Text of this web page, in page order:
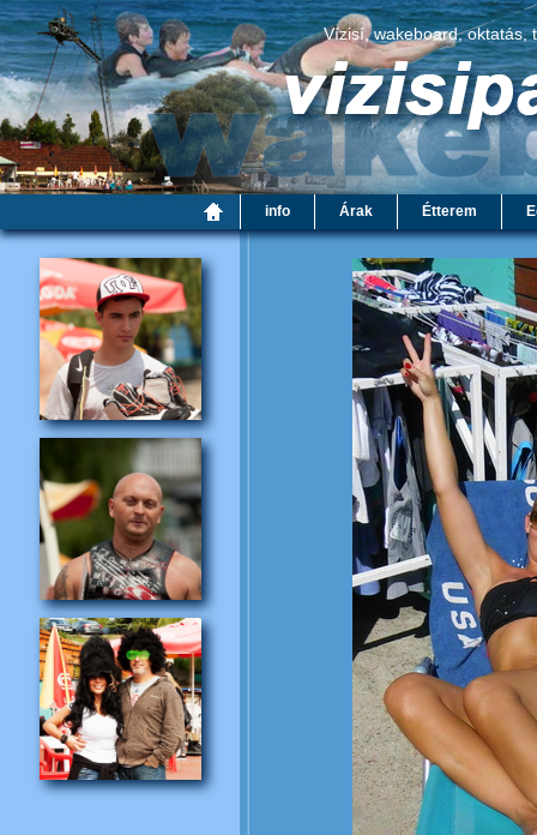
Vízisí, wakeboard, oktatás,
info Árak Étterem